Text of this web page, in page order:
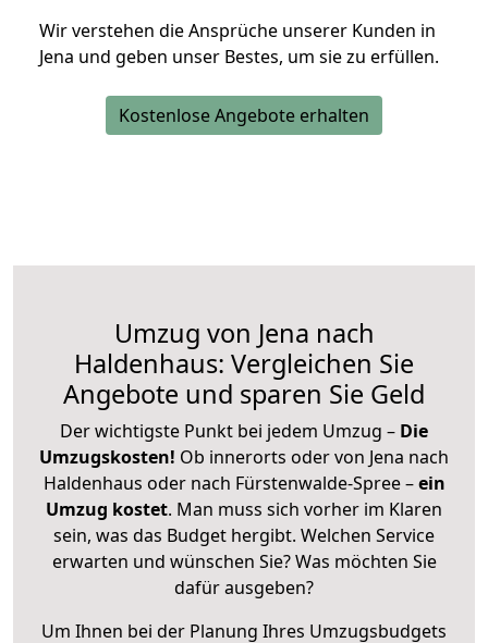
Wir verstehen die Ansprüche unserer Kunden in
Jena und geben unser Bestes, um sie zu erfüllen.
Kostenlose Angebote erhalten
Umzug von Jena nach
Haldenhaus: Vergleichen Sie
Angebote und sparen Sie Geld
Der wichtigste Punkt bei jedem Umzug – Die
Umzugskosten! Ob innerorts oder von Jena nach
Haldenhaus oder nach Fürstenwalde-Spree –ein
Umzug kostet. Man muss sich vorher im Klaren
sein, was das Budget hergibt. Welchen Service
erwarten und wünschen Sie? Was möchten Sie
dafür ausgeben?
Um Ihnen bei der Planung Ihres Umzugsbudgets